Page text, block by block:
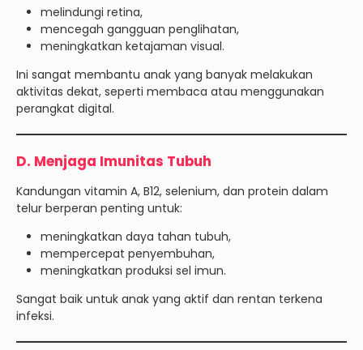
melindungi retina,
mencegah gangguan penglihatan,
meningkatkan ketajaman visual.
Ini sangat membantu anak yang banyak melakukan
aktivitas dekat, seperti membaca atau menggunakan
perangkat digital.
D. Menjaga Imunitas Tubuh
Kandungan vitamin A, B12, selenium, dan protein dalam
telur berperan penting untuk:
meningkatkan daya tahan tubuh,
mempercepat penyembuhan,
meningkatkan produksi sel imun.
Sangat baik untuk anak yang aktif dan rentan terkena
infeksi.